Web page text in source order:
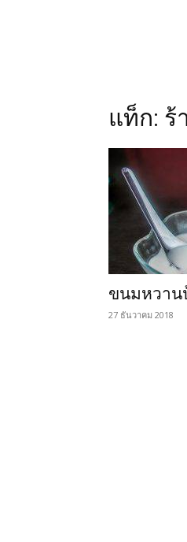
แท็ก: ร้
ขนมหวาน
27 ธันวาคม 2018